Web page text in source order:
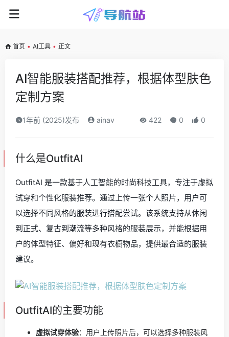
首页 • AI工具 • 正文
AI智能服装搭配推荐，根据体型肤色
定制方案
1年前 (2025)发布 ainav 422 0 0
什么是OutfitAI
OutfitAI 是一款基于人工智能的时尚科技工具，专注于虚拟
试穿和个性化服装推荐。通过上传一张个人照片，用户可
以选择不同风格的服装进行搭配尝试。该系统支持从休闲
到正式、复古到潮流等多种风格的服装展示，并能根据用
户的体型特征、偏好和现有衣橱物品，提供最合适的服装
建议。
OutfitAI的主要功能
虚拟试穿体验：用户上传照片后，可以选择多种服装风